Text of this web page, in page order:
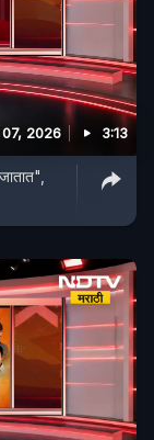
2026 3:13